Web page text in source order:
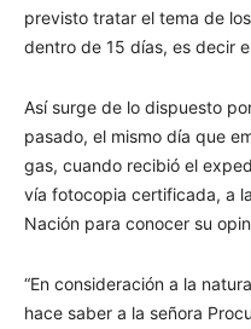
previsto tratar el tema de
dentro de 15 días, es decir
Así surge de lo dispuesto
pasado, el mismo día que
gas, cuando recibió el
vía fotocopia certificada, a
Nación para conocer su
“En consideración a la
hace saber a la señora